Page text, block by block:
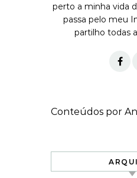
perto a minha vida
passa pelo meu
partilho todas
Conteúdos por